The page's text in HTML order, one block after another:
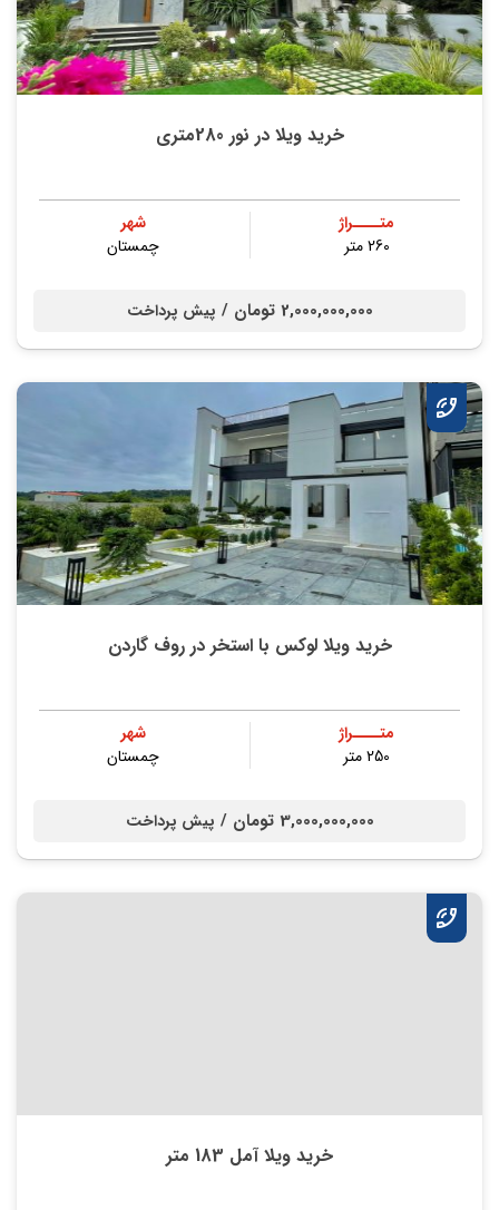
خرید ویلا در نور 280متری
متــــراژ
260 متر
شهر
چمستان
2,000,000,000 تومان / پیش پرداخت
خرید ویلا لوکس با استخر در روف گاردن
متــــراژ
250 متر
شهر
چمستان
3,000,000,000 تومان / پیش پرداخت
خرید ویلا آمل 183 متر